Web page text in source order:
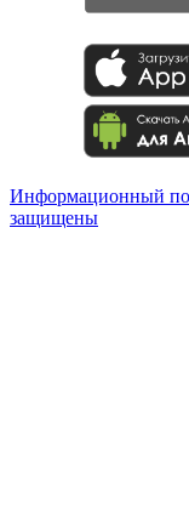
Информационный
защищены